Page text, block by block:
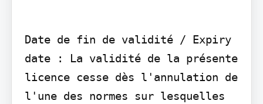
Date de fin de validité / Expiry
date : La validité de la présente
licence cesse dès l'annulation de
l'une des normes sur lesquelles